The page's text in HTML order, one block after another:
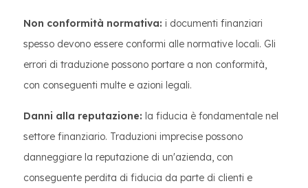
Non conformità normativa: i documenti finanziari
spesso devono essere conformi alle normative locali. Gli
errori di traduzione possono portare a non conformità,
con conseguenti multe e azioni legali.
Danni alla reputazione: la fiducia è fondamentale nel
settore finanziario. Traduzioni imprecise possono
danneggiare la reputazione di un'azienda, con
conseguente perdita di fiducia da parte di clienti e